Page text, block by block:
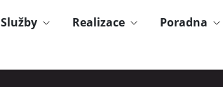
Služby Realizace Poradna